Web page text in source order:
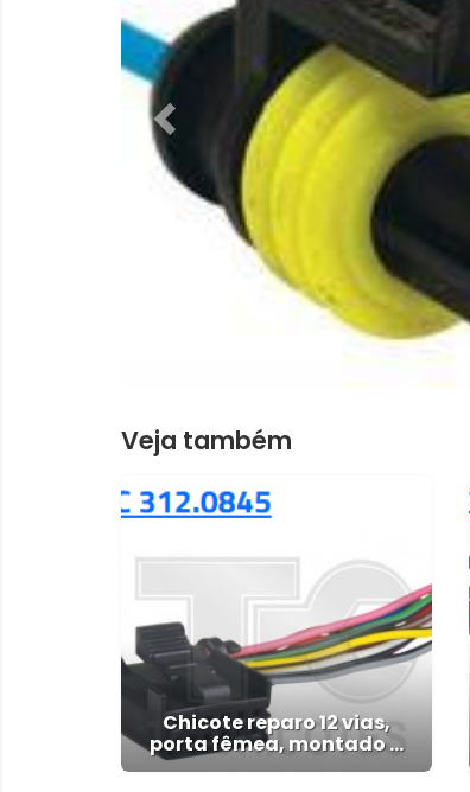
Veja também
Chicote reparo 12 vias,
porta fêmea, montado ...